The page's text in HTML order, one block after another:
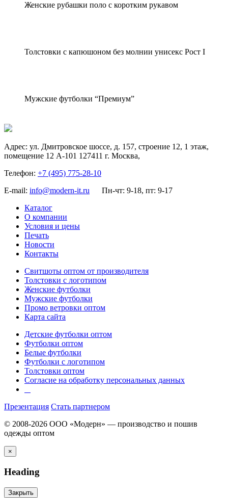
Женские рубашки поло с коротким рукавом
Толстовки с капюшоном без молнии унисекс Рост I
Мужские футболки “Премиум”
Адрес: ул. Дмитровское шоссе, д. 157, строение 12, 1 этаж,
помещение 12 А-101 127411 г. Москва,
Телефон: +7 (495) 775-28-10
E-mail: info@modern-it.ru
Пн-чт: 9-18, пт: 9-17
Каталог
О компании
Условия и цены
Печать
Новости
Контакты
Свитшоты оптом от производителя
Толстовки с логотипом
Женские футболки
Мужские футболки
Промо ветровки оптом
Карта сайта
Детские футболки оптом
Футболки оптом
Белые футболки
Футболки с логотипом
Толстовки оптом
Согласие на обработку персональных данных
Презентация Стать партнером
© 2008-2026 ООО «Модерн» — производство и пошив
одежды оптом
×
Heading
Закрыть